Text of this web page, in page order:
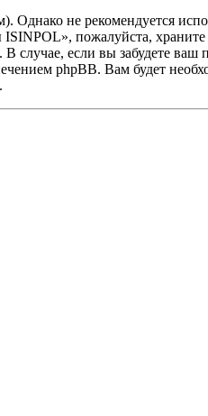
не рекомендуется
пожалуйста,
случае, если вы забудете
phpBB. Вам будет